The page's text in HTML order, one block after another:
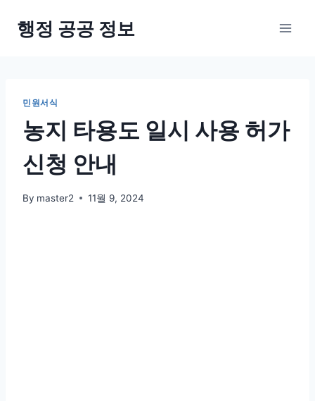
행정 공공 정보
민원서식
농지 타용도 일시 사용 허가
신청 안내
By master2 11월 9, 2024